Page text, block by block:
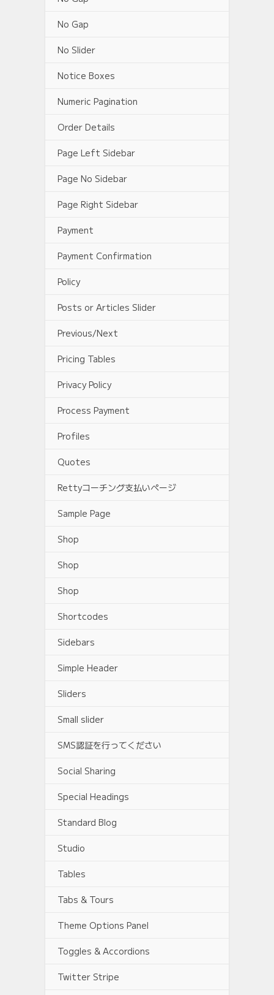
No Gap
No Slider
Notice Boxes
Numeric Pagination
Order Details
Page Left Sidebar
Page No Sidebar
Page Right Sidebar
Payment
Payment Confirmation
Policy
Posts or Articles Slider
Previous/Next
Pricing Tables
Privacy Policy
Process Payment
Profiles
Quotes
Rettyコーチング支払いページ
Sample Page
Shop
Shop
Shop
Shortcodes
Sidebars
Simple Header
Sliders
Small slider
SMS認証を行ってください
Social Sharing
Special Headings
Standard Blog
Studio
Tables
Tabs & Tours
Theme Options Panel
Toggles & Accordions
Twitter Stripe